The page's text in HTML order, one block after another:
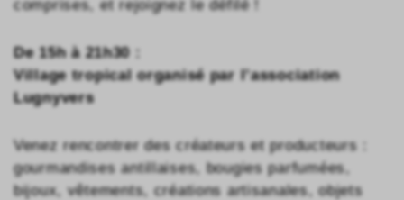
comprises, et rejoignez le défilé !
De 15h à 21h30 :
Village tropical organisé par l’association
Lugnyvers
Venez rencontrer des créateurs et producteurs :
gourmandises antillaises, bougies parfumées,
bijoux, vêtements, créations artisanales, objets